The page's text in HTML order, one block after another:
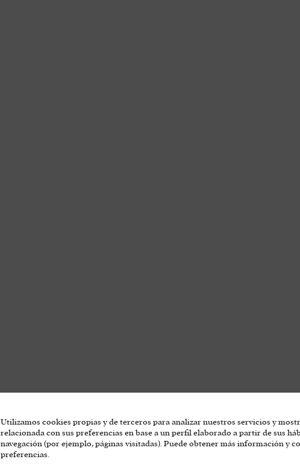
Utilizamos cookies propias y de terceros para analizar nuestros servicios y
relacionada con sus preferencias en base a un perfil elaborado a partir de sus
navegación (por ejemplo, páginas visitadas). Puede obtener más información y
preferencias.